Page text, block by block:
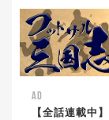
AD
【全話連載中